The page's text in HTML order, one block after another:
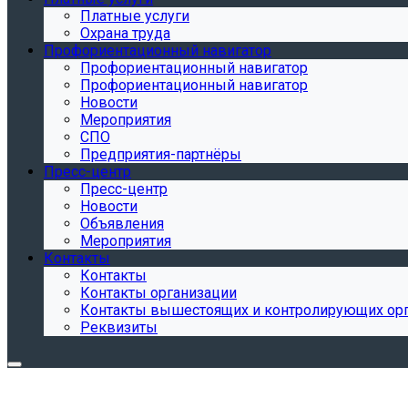
Платные услуги
Охрана труда
Профориентационный навигатор
Профориентационный навигатор
Профориентационный навигатор
Новости
Мероприятия
СПО
Предприятия-партнёры
Пресс-центр
Пресс-центр
Новости
Объявления
Мероприятия
Контакты
Контакты
Контакты организации
Контакты вышестоящих и контролирующих
Реквизиты